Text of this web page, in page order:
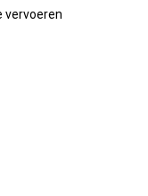
vervoeren